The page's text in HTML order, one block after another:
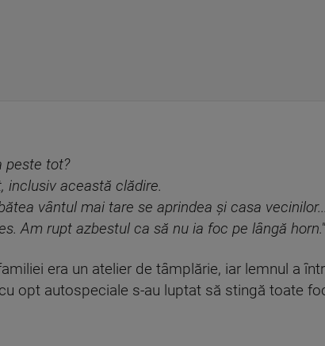
peste tot?
inclusiv această clădire.
vântul mai tare se aprindea şi casa vecinilor...
Am rupt azbestul ca să nu ia foc pe lângă horn."
era un atelier de tâmplărie, iar lemnul a
opt autospeciale s-au luptat să stingă toate